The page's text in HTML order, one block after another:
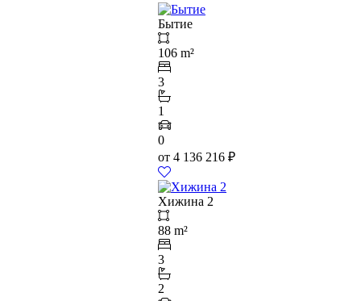
Бытие
106 m²
3
1
0
от 4 136 216 ₽
Хижина 2
88 m²
3
2